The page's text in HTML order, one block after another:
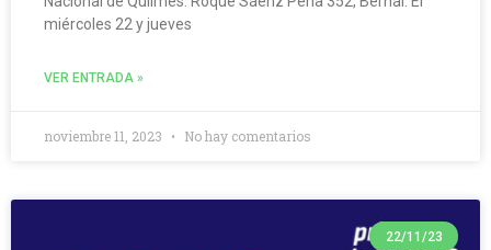
miércoles 22 y jueves
VER ENTRADA »
noviembre 11, 2023 No hay comentarios
22/11/23